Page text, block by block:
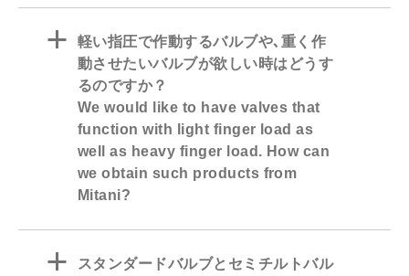
a
軽い指圧で作動するバルブや､重く作
動させたいバルブが欲しい時はどうす
るのですか？
We would like to have valves that
function with light finger load as
well as heavy finger load. How can
we obtain such products from
Mitani?
a スタンダードバルブとセミチルトバル